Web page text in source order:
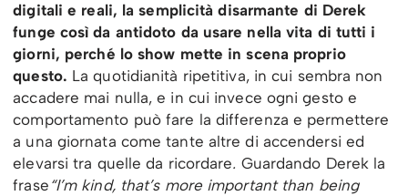
digitali e reali, la semplicità disarmante di Derek
funge così da antidoto da usare nella vita di tutti i
giorni, perché lo show mette in scena proprio
questo. La quotidianità ripetitiva, in cui sembra non
accadere mai nulla, e in cui invece ogni gesto e
comportamento può fare la differenza e permettere
a una giornata come tante altre di accendersi ed
elevarsi tra quelle da ricordare. Guardando Derek la
frase “I’m kind, that’s more important than being